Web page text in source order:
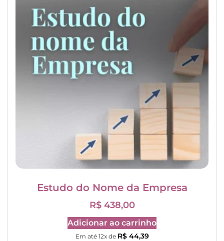
Estudo do Nome da Empresa
R$438,00
Adicionar ao carrinho
Em até 12x de R$44,39